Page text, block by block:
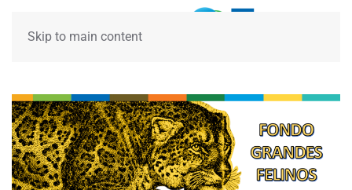
Skip to main content